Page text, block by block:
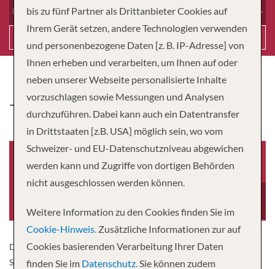
Reiseart
JAHAN
Baujahr
Die neue Jahan bietet mit Abstand die schönsten
Schiffsunterkünfte auf dem Mekong. Mit ihren großartigen
bis zu fünf Partner als Drittanbieter Cookies auf
Ihrem Gerät setzen, andere Technologien verwenden
und personenbezogene Daten [z. B. IP-Adresse] von
Ihnen erheben und verarbeiten, um Ihnen auf oder
neben unserer Webseite personalisierte Inhalte
vorzuschlagen sowie Messungen und Analysen
durchzuführen. Dabei kann auch ein Datentransfer
in Drittstaaten [z.B. USA] möglich sein, wo vom
Schweizer- und EU-Datenschutzniveau abgewichen
werden kann und Zugriffe von dortigen Behörden
nicht ausgeschlossen werden können.
Weitere Information zu den Cookies finden Sie im
Cookie-Hinweis. Zusätzliche Informationen zur auf
Cookies basierenden Verarbeitung Ihrer Daten
finden Sie im Datenschutz.Sie können zudem